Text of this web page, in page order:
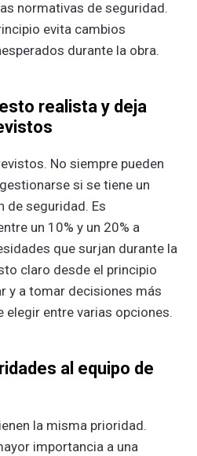
normativas de seguridad.
evita cambios
durante la obra.
realista y deja
No siempre pueden
si se tiene un
de seguridad. Es
un 10% y un 20% a
que surjan durante la
claro desde el principio
y a tomar decisiones más
elegir entre varias opciones.
al equipo de
la misma prioridad.
importancia a una